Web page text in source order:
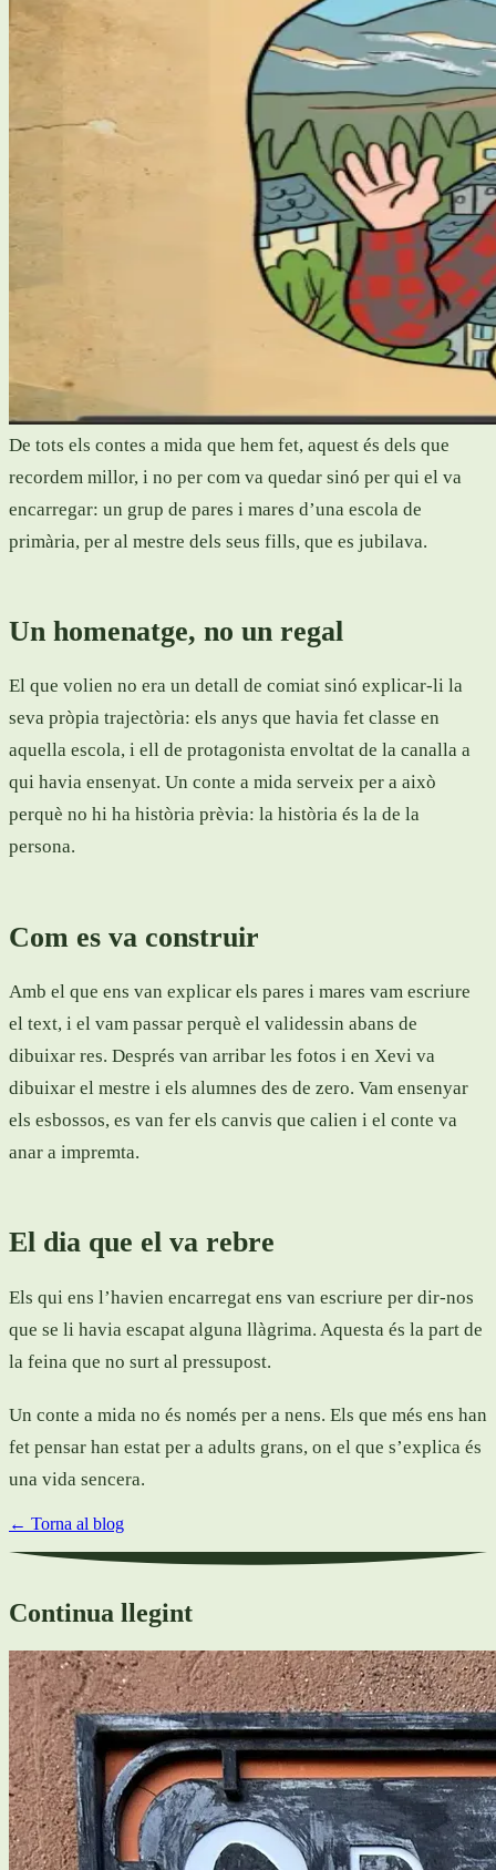
De tots els contes a mida que hem fet, aquest és dels que
recordem millor, i no per com va quedar sinó per qui el va
encarregar: un grup de pares i mares d’una escola de
primària, per al mestre dels seus fills, que es jubilava.
Un homenatge, no un regal
El que volien no era un detall de comiat sinó explicar-li la
seva pròpia trajectòria: els anys que havia fet classe en
aquella escola, i ell de protagonista envoltat de la canalla a
qui havia ensenyat. Un conte a mida serveix per a això
perquè no hi ha història prèvia: la història és la de la
persona.
Com es va construir
Amb el que ens van explicar els pares i mares vam escriure
el text, i el vam passar perquè el validessin abans de
dibuixar res. Després van arribar les fotos i en Xevi va
dibuixar el mestre i els alumnes des de zero. Vam ensenyar
els esbossos, es van fer els canvis que calien i el conte va
anar a impremta.
El dia que el va rebre
Els qui ens l’havien encarregat ens van escriure per dir-nos
que se li havia escapat alguna llàgrima. Aquesta és la part de
la feina que no surt al pressupost.
Un conte a mida no és només per a nens. Els que més ens han
fet pensar han estat per a adults grans, on el que s’explica és
una vida sencera.
← Torna al blog
Continua llegint